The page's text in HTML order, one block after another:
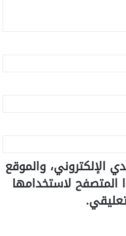
الإلكتروني، والموقع
المتصفح لاستخدامها